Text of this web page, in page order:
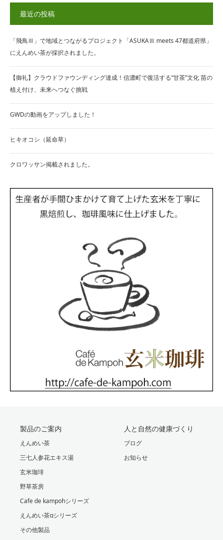
最近の投稿
「飛鳥Ⅲ」で地域とつながるプロジェクト「ASUKAⅢ meets 47都道府県」
にえんめい茶が採択されました。
【御礼】クラウドファウンディング達成！信濃町で復活する“甘茶”文化 苗の
植え付け、未来へつなぐ挑戦
GWDの動画をアップしました！
ヒキオコシ（延命草）
クロワッサン掲載されました。
製品のご案内
えんめい茶
三七人参花エキス湯
玄米珈琲
野草茶房
Cafe de kampohシリーズ
えんめい茶αシリーズ
その他製品
人と自然の健康づくり
ブログ
お知らせ